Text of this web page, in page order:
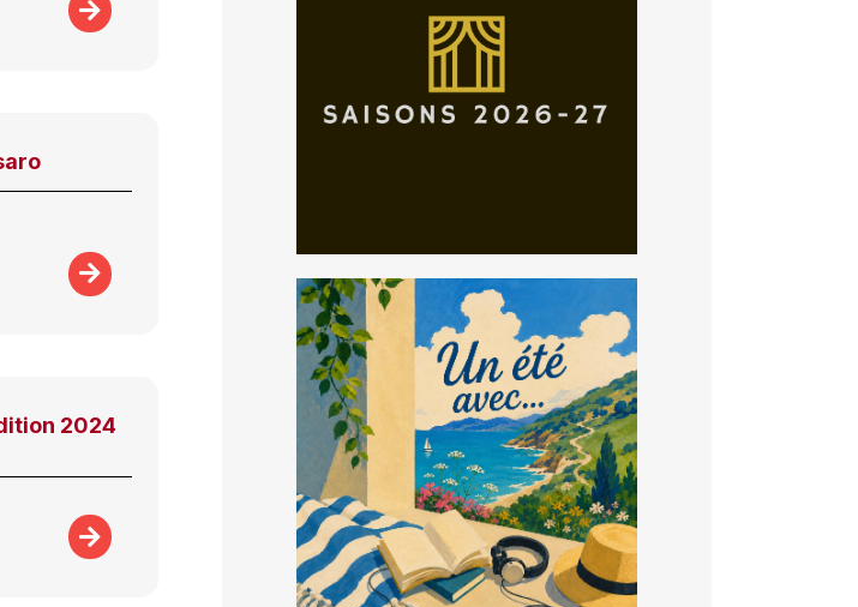
2024